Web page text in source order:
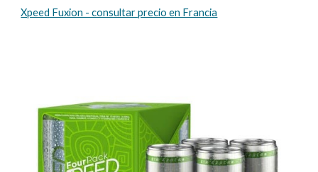
Xpeed Fuxion - consultar precio en Francia